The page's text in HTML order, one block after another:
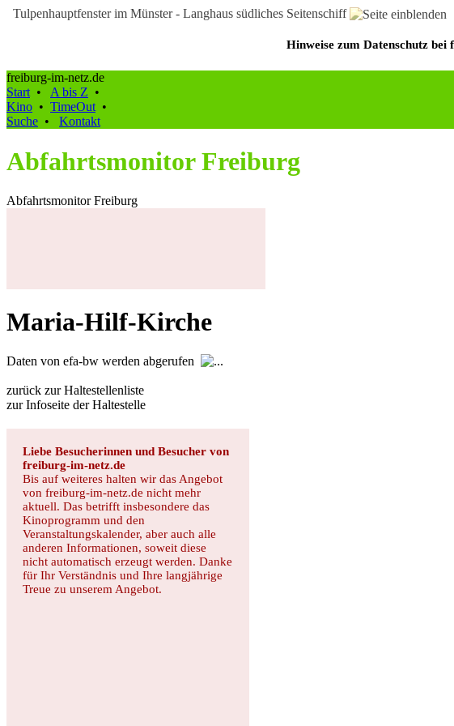
Tulpenhauptfenster im Münster - Langhaus südliches Seitenschiff
Hinweise zum Datenschutz bei
freiburg-im-netz.de
Start • A bis Z •
Kino • TimeOut •
Suche • Kontakt
Abfahrtsmonitor Freiburg
Abfahrtsmonitor Freiburg
Maria-Hilf-Kirche
Daten von efa-bw werden abgerufen
zurück zur Haltestellenliste
zur Infoseite der Haltestelle
Liebe Besucherinnen und Besucher von
freiburg-im-netz.de
Bis auf weiteres halten wir das Angebot
von freiburg-im-netz.de nicht mehr
aktuell. Das betrifft insbesondere das
Kinoprogramm und den
Veranstaltungskalender, aber auch alle
anderen Informationen, soweit diese
nicht automatisch erzeugt werden. Danke
für Ihr Verständnis und Ihre langjährige
Treue zu unserem Angebot.